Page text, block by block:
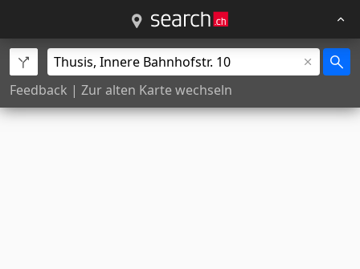
Feedback | Zur alten Karte wechseln